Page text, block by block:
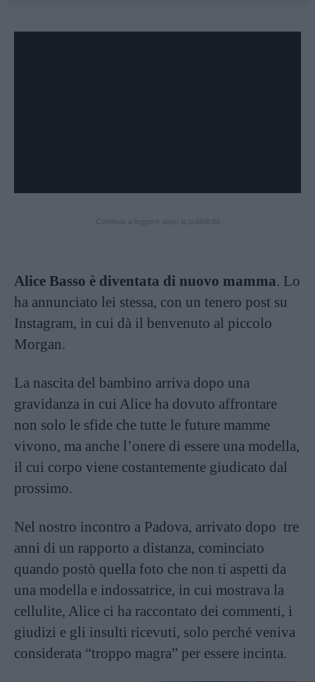
Alice Basso è diventata di nuovo mamma. Lo
ha annunciato lei stessa, con un tenero post su
Instagram, in cui dà il benvenuto al piccolo
Morgan.
La nascita del bambino arriva dopo una
gravidanza in cui Alice ha dovuto affrontare
non solo le sfide che tutte le future mamme
vivono, ma anche l’onere di essere una modella,
il cui corpo viene costantemente giudicato dal
prossimo.
Nel nostro incontro a Padova, arrivato dopo tre
anni di un rapporto a distanza, cominciato
quando postò quella foto che non ti aspetti da
una modella e indossatrice, in cui mostrava la
cellulite, Alice ci ha raccontato dei commenti, i
giudizi e gli insulti ricevuti, solo perché veniva
considerata “troppo magra” per essere incinta.